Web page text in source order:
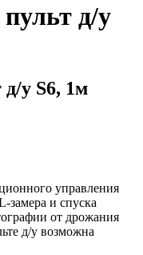
д/у
у S6, 1м
управления
замера и спуска
от дрожания
д/у возможна